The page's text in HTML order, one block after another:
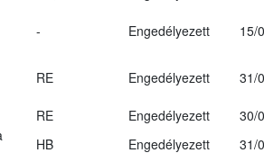
- Engedélyezett
15/
RE Engedélyezett 31/
RE Engedélyezett
30/
HB Engedélyezett
31/